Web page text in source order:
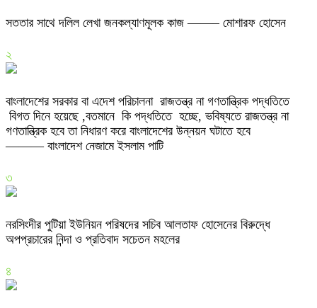
সততার সাথে দলিল লেখা জনকল্যাণমূলক কাজ ——– মোশারফ হোসেন
২
বাংলাদেশের সরকার বা এদেশ পরিচালনা রাজতন্ত্র না গণতান্ত্রিক পদ্ধতিতে
বিগত দিনে হয়েছে ,বতমানে কি পদ্ধতিতে হচ্ছে, ভবিষ্যতে রাজতন্ত্র না
গণতান্ত্রিক হবে তা নিধারণ করে বাংলাদেশের উন্নয়ন ঘটাতে হবে
——— বাংলাদেশ নেজামে ইসলাম পাটি
৩
নরসিংদীর পুটিয়া ইউনিয়ন পরিষদের সচিব আলতাফ হোসেনের বিরুদ্ধে
অপপ্রচারের নিন্দা ও প্রতিবাদ সচেতন মহলের
৪